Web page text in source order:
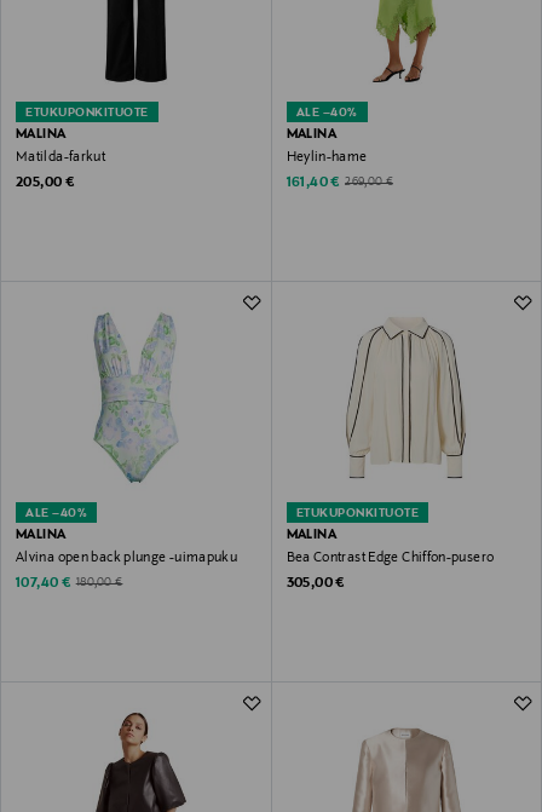
ETUKUPONKITUOTE
MALINA
Matilda-farkut
Original Price
205,00 €
ALE –40%
MALINA
Heylin-hame
Discounted Price
161,40 € Original Price
269,00 €
ALE –40%
MALINA
Alvina open back plunge -uimapuku
Discounted Price
107,40 € Original Price
180,00 €
ETUKUPONKITUOTE
MALINA
Bea Contrast Edge Chiffon-pusero
Original Price
305,00 €